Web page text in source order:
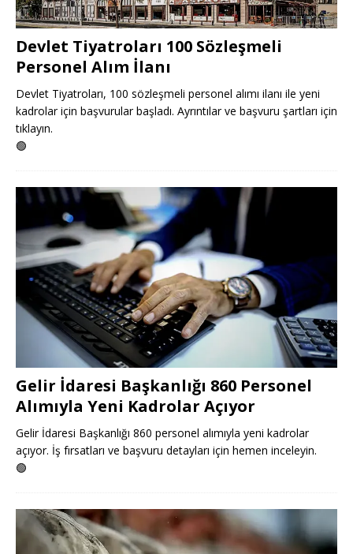
Devlet Tiyatroları 100 Sözleşmeli
Personel Alım İlanı
Devlet Tiyatroları, 100 sözleşmeli personel alımı ilanı ile yeni
kadrolar için başvurular başladı. Ayrıntılar ve başvuru şartları için
tıklayın.
🟢
Gelir İdaresi Başkanlığı 860 Personel
Alımıyla Yeni Kadrolar Açıyor
Gelir İdaresi Başkanlığı 860 personel alımıyla yeni kadrolar
açıyor. İş fırsatları ve başvuru detayları için hemen inceleyin.
🟢